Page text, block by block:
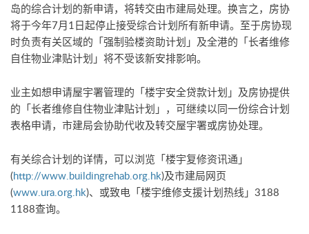
岛的综合计划的新申请，将转交由市建局处理。换言之，房协
将于今年7月1日起停止接受综合计划所有新申请。至于房协现
时负责有关区域的「强制验楼资助计划」及全港的「长者维修
自住物业津贴计划」将不受该新安排影响。
业主如想申请屋宇署管理的「楼宇安全贷款计划」及房协提供
的「长者维修自住物业津贴计划」，可继续以同一份综合计划
表格申请，市建局会协助代收及转交屋宇署或房协处理。
有关综合计划的详情，可以浏览「楼宇复修资讯通」
(http://www.buildingrehab.org.hk)及市建局网页
(www.ura.org.hk)、或致电「楼宇维修支援计划热线」3188
1188查询。